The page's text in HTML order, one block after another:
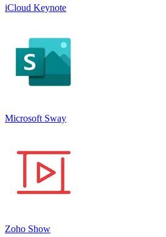
iCloud Keynote
Microsoft Sway
Zoho Show